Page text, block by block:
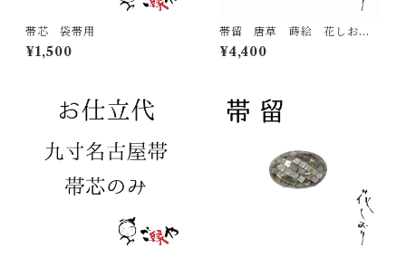
帯芯 袋帯用
¥1,500
帯留 唐草 蒔絵 花しお
り 大原商店 帯飾り 日本
製 和装小物
¥4,400